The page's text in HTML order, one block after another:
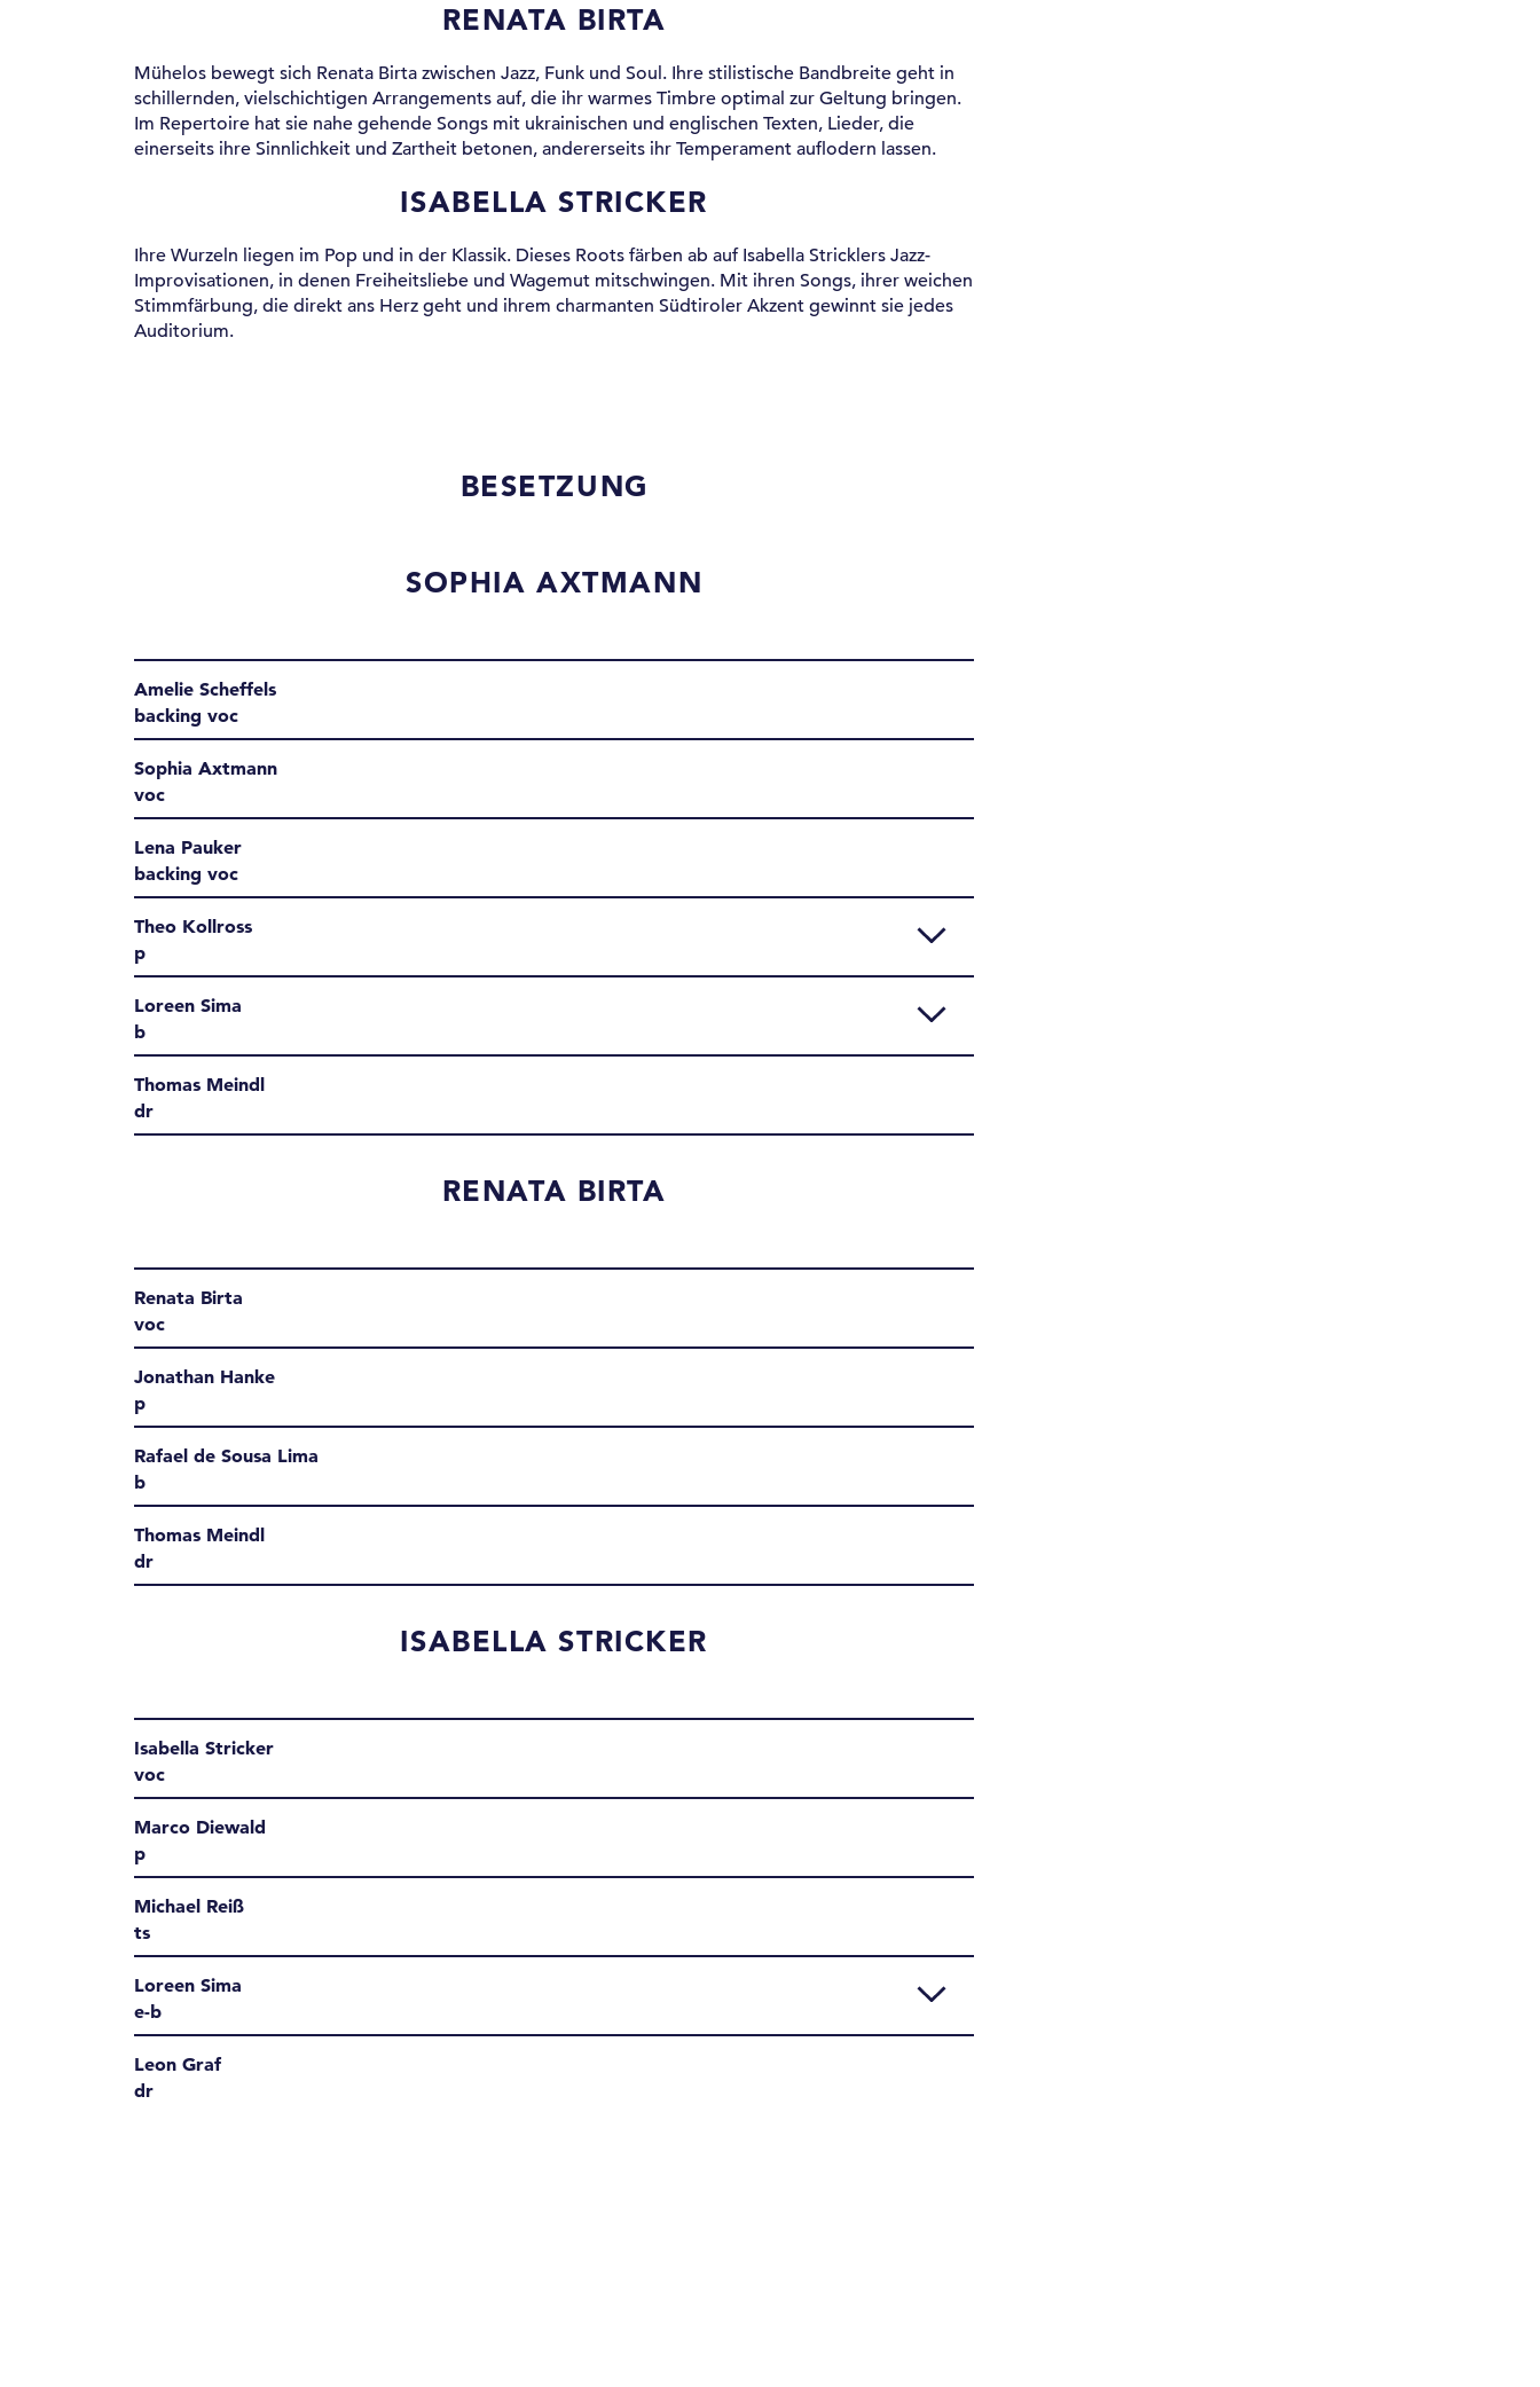
RENATA BIRTA
Mühelos bewegt sich Renata Birta zwischen Jazz, Funk und Soul. Ihre stilistische Bandbreite geht in
schillernden, vielschichtigen Arrangements auf, die ihr warmes Timbre optimal zur Geltung bringen.
Im Repertoire hat sie nahe gehende Songs mit ukrainischen und englischen Texten, Lieder, die
einerseits ihre Sinnlichkeit und Zartheit betonen, andererseits ihr Temperament auflodern lassen.
ISABELLA STRICKER
Ihre Wurzeln liegen im Pop und in der Klassik. Dieses Roots färben ab auf Isabella Stricklers Jazz-
Improvisationen, in denen Freiheitsliebe und Wagemut mitschwingen. Mit ihren Songs, ihrer weichen
Stimmfärbung, die direkt ans Herz geht und ihrem charmanten Südtiroler Akzent gewinnt sie jedes
Auditorium.
BESETZUNG
SOPHIA AXTMANN
Amelie Scheffels
backing voc
Sophia Axtmann
voc
Lena Pauker
backing voc
Theo Kollross
p
Loreen Sima
b
Thomas Meindl
dr
RENATA BIRTA
Renata Birta
voc
Jonathan Hanke
p
Rafael de Sousa Lima
b
Thomas Meindl
dr
ISABELLA STRICKER
Isabella Stricker
voc
Marco Diewald
p
Michael Reiß
ts
Loreen Sima
e-b
Leon Graf
dr